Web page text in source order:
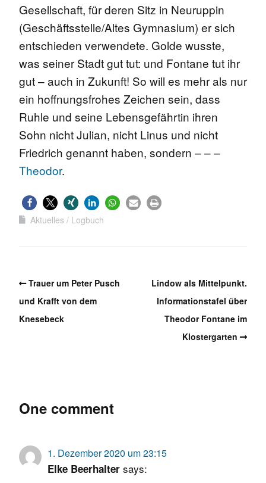
Gesellschaft, für deren Sitz in Neuruppin
(Geschäftsstelle/Altes Gymnasium) er sich
entschieden verwendete. Golde wusste,
was seiner Stadt gut tut: und Fontane tut ihr
gut – auch in Zukunft! So will es mehr als nur
ein hoffnungsfrohes Zeichen sein, dass
Ruhle und seine Lebensgefährtin ihren
Sohn nicht Julian, nicht Linus und nicht
Friedrich genannt haben, sondern – – –
Theodor.
Aktuelles Logbuch
Trauer um Peter Pusch
und Krafft von dem
Knesebeck
Lindow als Mittelpunkt.
Informationstafel über
Theodor Fontane im
Klostergarten
One comment
1. Dezember 2020 um 23:15
Elke Beerhalter says: